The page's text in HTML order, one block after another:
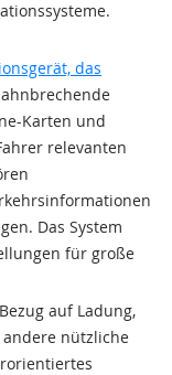
das
Karten und
relevanten
Das System
für große
auf Ladung,
nützliche